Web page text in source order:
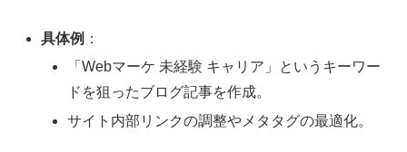
具体例 ：
「Webマーケ 未経験 キャリア」というキーワー
ドを狙ったブログ記事を作成。
サイト内部リンクの調整やメタタグの最適化。